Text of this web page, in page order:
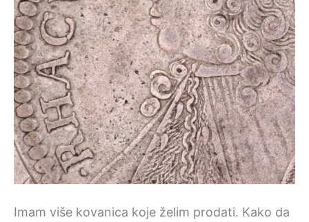
Imam više kovanica koje želim prodati. Kako da